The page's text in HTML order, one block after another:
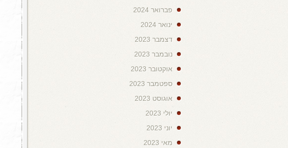
פברואר 2024
ינואר 2024
דצמבר 2023
נובמבר 2023
אוקטובר 2023
ספטמבר 2023
אוגוסט 2023
יולי 2023
יוני 2023
מאי 2023